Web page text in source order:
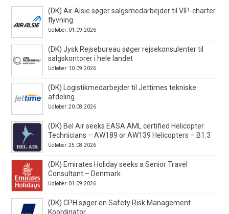
(DK) Air Alsie søger salgsmedarbejder til VIP-charter
flyvning
Udløber: 01.09.2026
(DK) Jysk Rejsebureau søger rejsekonsulenter til
salgskontorer i hele landet
Udløber: 10.09.2026
(DK) Logistikmedarbejder til Jettimes tekniske
afdeling
Udløber: 20.08.2026
(DK) Bel Air seeks EASA AML certified Helicopter
Technicians – AW189 or AW139 Helicopters – B1.3
Udløber: 25.08.2026
(DK) Emirates Holiday seeks a Senior Travel
Consultant – Denmark
Udløber: 01.09.2026
(DK) CPH søger en Safety Risk Management
Koordinator